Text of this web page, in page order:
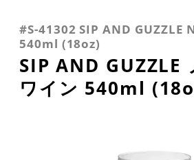
ビールグラス・ビアグラス
#S-41302 SIP AND
540ml (18oz)
SIP AND GUZZLE
ワイン 540ml